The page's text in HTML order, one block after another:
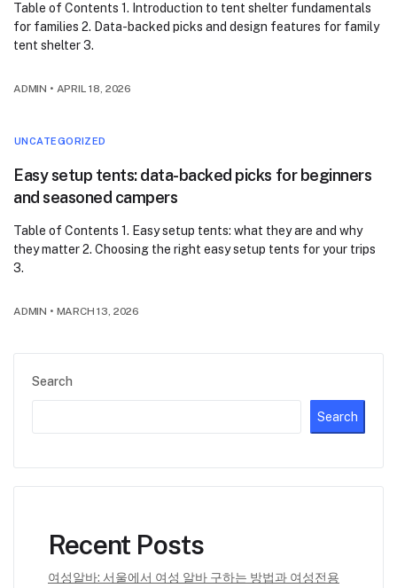
Search
Search
Recent Posts
여성알바: 서울에서 여성 알바 구하는 방법과 여성전용
Table of Contents 1. Introduction to tent shelter fundamentals
for families 2. Data-backed picks and design features for family
tent shelter 3.
ADMIN • APRIL 18, 2026
UNCATEGORIZED
Easy setup tents: data-backed picks for beginners
and seasoned campers
Table of Contents 1. Easy setup tents: what they are and why
they matter 2. Choosing the right easy setup tents for your trips
3.
ADMIN • MARCH 13, 2026